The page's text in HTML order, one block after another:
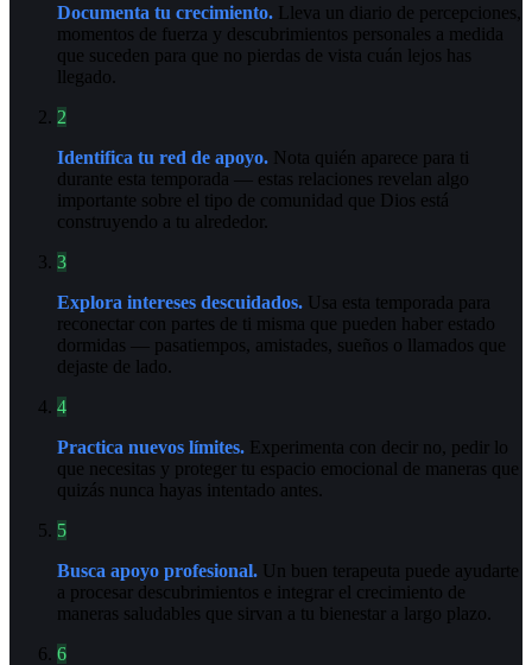
Documenta tu crecimiento. Lleva un diario de percepciones,
momentos de fuerza y descubrimientos personales a medida
que suceden para que no pierdas de vista cuán lejos has
llegado.
2
Identifica tu red de apoyo. Nota quién aparece para ti
durante esta temporada — estas relaciones revelan algo
importante sobre el tipo de comunidad que Dios está
construyendo a tu alrededor.
3
Explora intereses descuidados. Usa esta temporada para
reconectar con partes de ti misma que pueden haber estado
dormidas — pasatiempos, amistades, sueños o llamados que
dejaste de lado.
4
Practica nuevos límites. Experimenta con decir no, pedir lo
que necesitas y proteger tu espacio emocional de maneras que
quizás nunca hayas intentado antes.
5
Busca apoyo profesional. Un buen terapeuta puede ayudarte
a procesar descubrimientos e integrar el crecimiento de
maneras saludables que sirvan a tu bienestar a largo plazo.
6